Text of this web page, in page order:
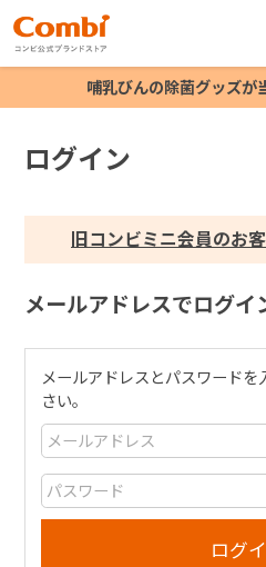
哺乳びんの除菌グッズ
ログイン
旧コンビミニ会員のお
メールアドレスでログイ
メールアドレスとパスワード
さい。